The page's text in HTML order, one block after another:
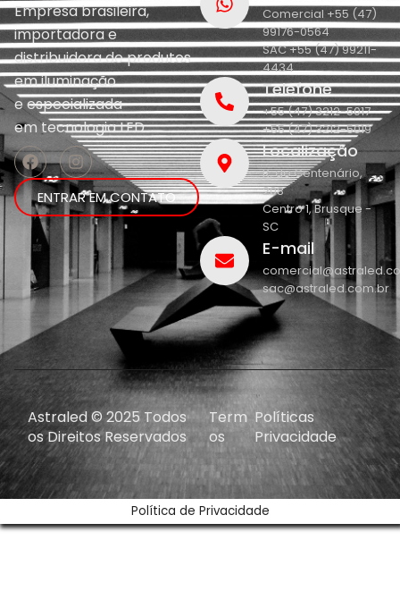
Empresa brasileira,
importadora e
distribuidora de produtos
em iluminação
eespecializada
emtecnologia LED.
ENTRAR EM CONTATO
Comercial +55 (47)
99176-0564
SAC +55 (47) 99211-
4434
Telefone
+55 (47) 3212-5017
+55 (47) 3212-5019
Localização
R. do Centenário,
208
Centro 1, Brusque -
SC
E-mail
sac@astraled.com.br
Astraled © 2025 Todos
os Direitos Reservados
Term
os
Políticas
Privacidade
Política de Privacidade